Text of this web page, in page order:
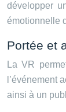
développer
émotionnelle
Portée et
La VR
l’événement
ainsi à un